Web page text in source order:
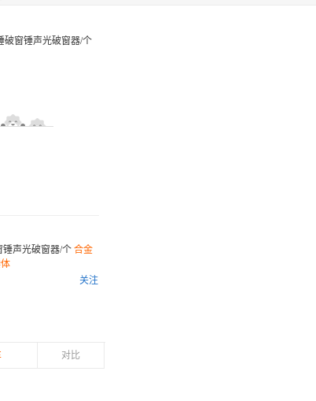
锤声光破窗器/个 合金
关注
对比